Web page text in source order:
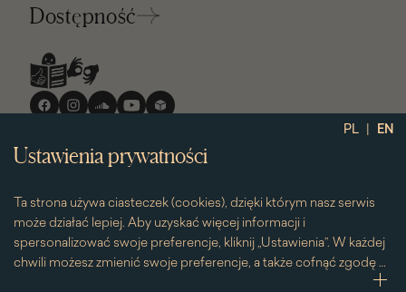
PL | EN
Ustawienia prywatności
Ta strona używa ciasteczek (cookies), dzięki którym nasz serwis
może działać lepiej. Aby uzyskać więcej informacji i
spersonalizować swoje preferencje, kliknij „Ustawienia”. W każdej
chwili możesz zmienić swoje preferencje, a także cofnąć zgodę na
używanie plików cookie. Możesz to zrobić, klikając na podstronę
Dostępność
Media
społecznościowe